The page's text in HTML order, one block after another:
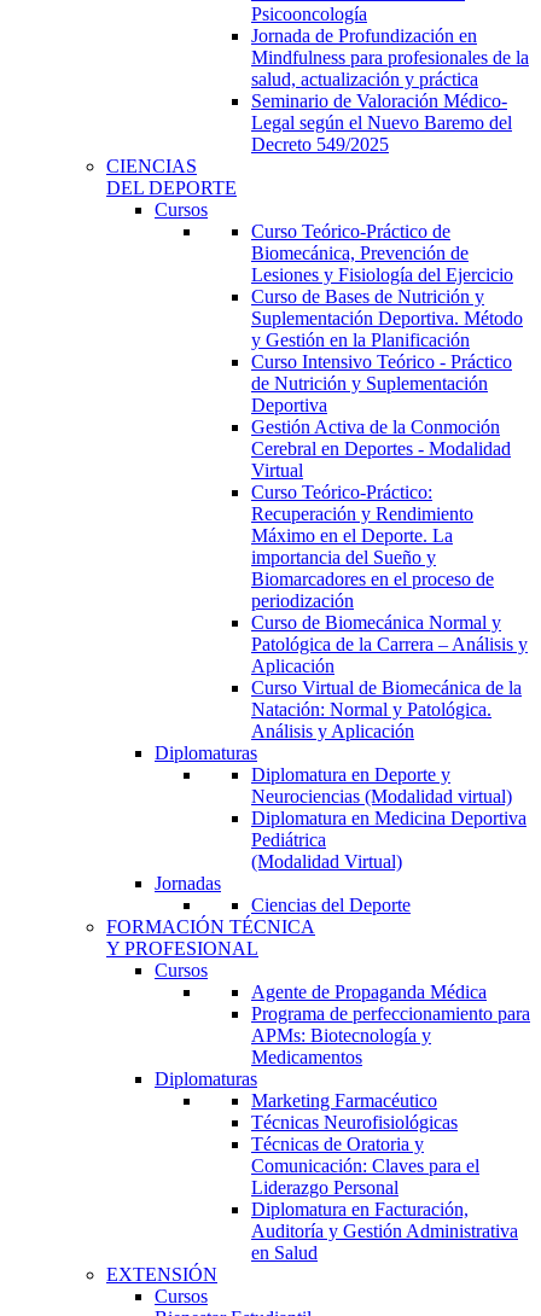
Psicooncología
Jornada de Profundización en
Mindfulness para profesionales de la
salud, actualización y práctica
Seminario de Valoración Médico-
Legal según el Nuevo Baremo del
Decreto 549/2025
CIENCIAS
DEL DEPORTE
Cursos
Curso Teórico-Práctico de
Biomecánica, Prevención de
Lesiones y Fisiología del Ejercicio
Curso de Bases de Nutrición y
Suplementación Deportiva. Método
y Gestión en la Planificación
Curso Intensivo Teórico - Práctico
de Nutrición y Suplementación
Deportiva
Gestión Activa de la Conmoción
Cerebral en Deportes - Modalidad
Virtual
Curso Teórico-Práctico:
Recuperación y Rendimiento
Máximo en el Deporte. La
importancia del Sueño y
Biomarcadores en el proceso de
periodización
Curso de Biomecánica Normal y
Patológica de la Carrera – Análisis y
Aplicación
Curso Virtual de Biomecánica de la
Natación: Normal y Patológica.
Análisis y Aplicación
Diplomaturas
Diplomatura en Deporte y
Neurociencias (Modalidad virtual)
Diplomatura en Medicina Deportiva
Pediátrica
(Modalidad Virtual)
Jornadas
Ciencias del Deporte
FORMACIÓN TÉCNICA
Y PROFESIONAL
Cursos
Agente de Propaganda Médica
Programa de perfeccionamiento para
APMs: Biotecnología y
Medicamentos
Diplomaturas
Marketing Farmacéutico
Técnicas Neurofisiológicas
Técnicas de Oratoria y
Comunicación: Claves para el
Liderazgo Personal
Diplomatura en Facturación,
Auditoría y Gestión Administrativa
en Salud
EXTENSIÓN
Cursos